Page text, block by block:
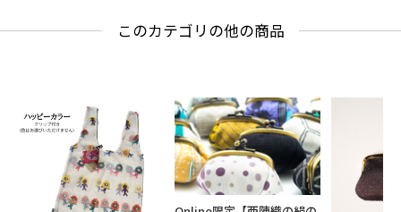
このカテゴリの他の商品